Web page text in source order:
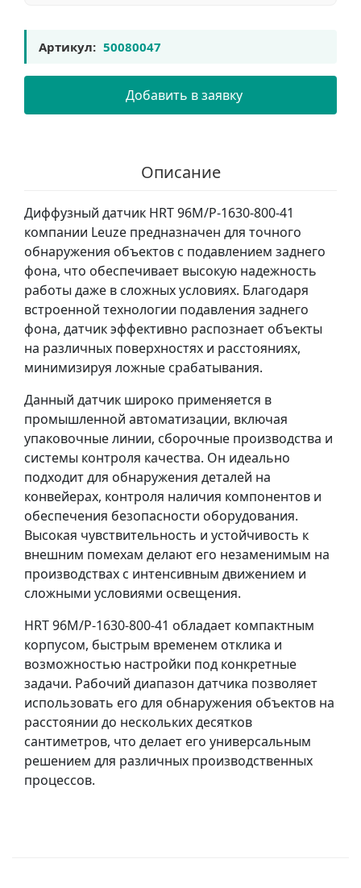
Артикул: 50080047
Добавить в заявку
Описание
Диффузный датчик HRT 96M/P-1630-800-41
компании Leuze предназначен для точного
обнаружения объектов с подавлением заднего
фона, что обеспечивает высокую надежность
работы даже в сложных условиях. Благодаря
встроенной технологии подавления заднего
фона, датчик эффективно распознает объекты
на различных поверхностях и расстояниях,
минимизируя ложные срабатывания.
Данный датчик широко применяется в
промышленной автоматизации, включая
упаковочные линии, сборочные производства и
системы контроля качества. Он идеально
подходит для обнаружения деталей на
конвейерах, контроля наличия компонентов и
обеспечения безопасности оборудования.
Высокая чувствительность и устойчивость к
внешним помехам делают его незаменимым на
производствах с интенсивным движением и
сложными условиями освещения.
HRT 96M/P-1630-800-41 обладает компактным
корпусом, быстрым временем отклика и
возможностью настройки под конкретные
задачи. Рабочий диапазон датчика позволяет
использовать его для обнаружения объектов на
расстоянии до нескольких десятков
сантиметров, что делает его универсальным
решением для различных производственных
процессов.